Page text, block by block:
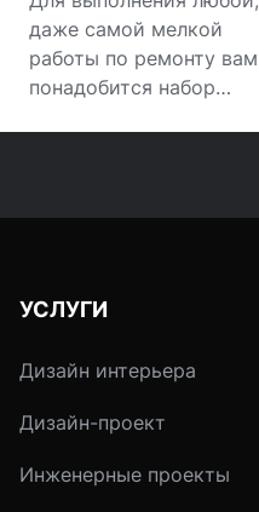
даже самой мелкой
работы по ремонту вам
понадобится набор
УСЛУГИ
Дизайн интерьера
Дизайн-проект
Инженерные проекты